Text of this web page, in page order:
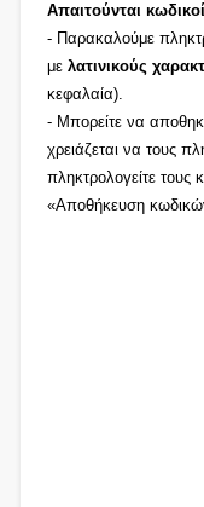
Απαιτούνται
- Παρακαλούμε
με λατινικούς
κεφαλαία).
- Μπορείτε να
χρειάζεται να τους
πληκτρολογείτε τους
«Αποθήκευση